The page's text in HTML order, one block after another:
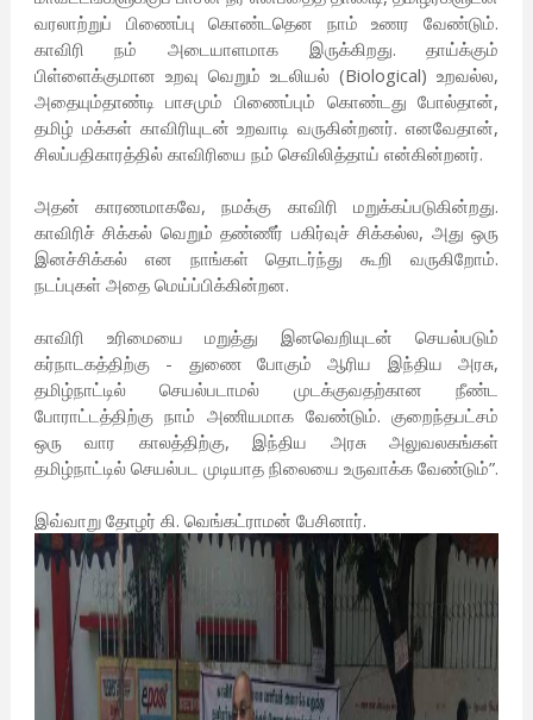
வரலாற்றுப் பிணைப்பு கொண்டதென நாம் உணர வேண்டும்.
காவிரி நம் அடையாளமாக இருக்கிறது. தாய்க்கும்
பிள்ளைக்குமான உறவு வெறும் உடலியல் (Biological) உறவல்ல,
அதையும்தாண்டி பாசமும் பிணைப்பும் கொண்டது போல்தான்,
தமிழ் மக்கள் காவிரியுடன் உறவாடி வருகின்றனர். எனவேதான்,
சிலப்பதிகாரத்தில் காவிரியை நம் செவிலித்தாய் என்கின்றனர்.
அதன் காரணமாகவே, நமக்கு காவிரி மறுக்கப்படுகின்றது.
காவிரிச் சிக்கல் வெறும் தண்ணீர் பகிர்வுச் சிக்கல்ல, அது ஒரு
இனச்சிக்கல் என நாங்கள் தொடர்ந்து கூறி வருகிறோம்.
நடப்புகள் அதை மெய்ப்பிக்கின்றன.
காவிரி உரிமையை மறுத்து இனவெறியுடன் செயல்படும்
கர்நாடகத்திற்கு - துணை போகும் ஆரிய இந்திய அரசு,
தமிழ்நாட்டில் செயல்படாமல் முடக்குவதற்கான நீண்ட
போராட்டத்திற்கு நாம் அணியமாக வேண்டும். குறைந்தபட்சம்
ஒரு வார காலத்திற்கு, இந்திய அரசு அலுவலகங்கள்
தமிழ்நாட்டில் செயல்பட முடியாத நிலையை உருவாக்க வேண்டும்”.
இவ்வாறு தோழர் கி. வெங்கட்ராமன் பேசினார்.